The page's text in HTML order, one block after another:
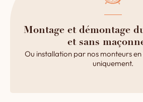
Montage et démontage
et sans
Ou installation par nos monteurs
uniquement.